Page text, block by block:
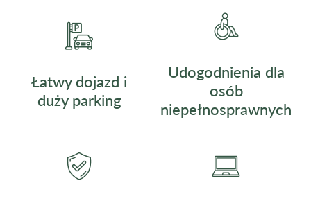
Łatwy dojazd i
duży parking
Udogodnienia dla
osób
niepełnosprawnych